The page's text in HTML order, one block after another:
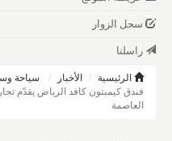
سجل الزوار
راسلنا
الرئيسية الأخبار سياحة
فندق كيمبتون كافد الرياض يقدّم
العاصمة